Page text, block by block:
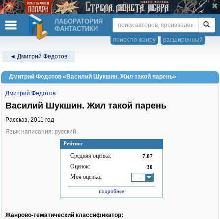
ЛАБОРАТОРИЯ
ФАНТАСТИКИ
расширенный
поиск по жанру
◄ Дмитрий Федотов
Дмитрий Федотов «Василий Шукшин. Жил такой парень»
Рейтинг
Средняя оценка: 7.07
Оценок: 30
Моя оценка: -
подробнее
Дмитрий Федотов
Василий Шукшин. Жил такой парень
Рассказ, 2011 год
Язык написания: русский
Жанрово-тематический классификатор: